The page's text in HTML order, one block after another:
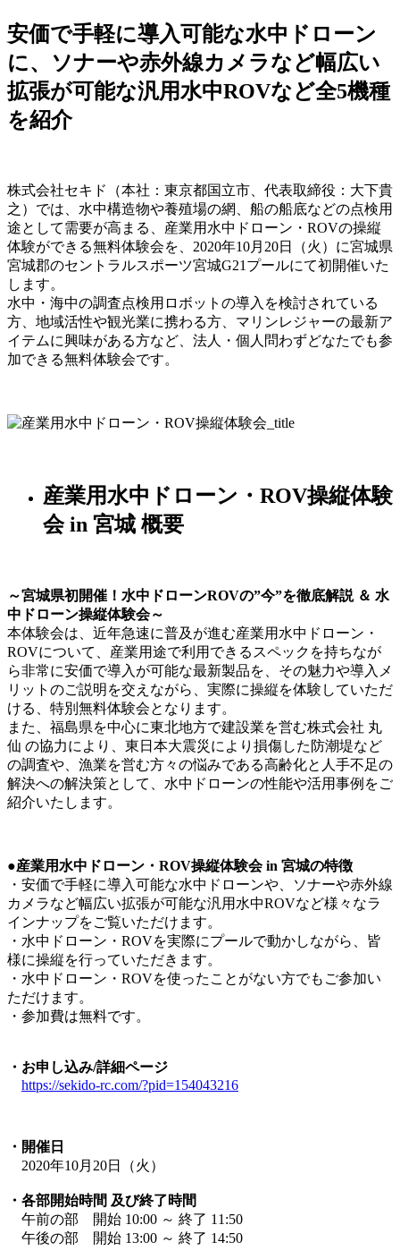
安価で手軽に導入可能な水中ドローン
に、ソナーや赤外線カメラなど幅広い
拡張が可能な汎用水中ROVなど全5機種
を紹介
株式会社セキド（本社：東京都国立市、代表取締役：大下貴
之）では、水中構造物や養殖場の網、船の船底などの点検用
途として需要が高まる、産業用水中ドローン・ROVの操縦
体験ができる無料体験会を、2020年10月20日（火）に宮城県
宮城郡のセントラルスポーツ宮城G21プールにて初開催いた
します。
水中・海中の調査点検用ロボットの導入を検討されている
方、地域活性や観光業に携わる方、マリンレジャーの最新ア
イテムに興味がある方など、法人・個人問わずどなたでも参
加できる無料体験会です。
産業用水中ドローン・ROV操縦体験
会 in 宮城 概要
～宮城県初開催！水中ドローンROVの”今”を徹底解説 ＆ 水
中ドローン操縦体験会～
本体験会は、近年急速に普及が進む産業用水中ドローン・
ROVについて、産業用途で利用できるスペックを持ちなが
ら非常に安価で導入が可能な最新製品を、その魅力や導入メ
リットのご説明を交えながら、実際に操縦を体験していただ
ける、特別無料体験会となります。
また、福島県を中心に東北地方で建設業を営む株式会社 丸
仙 の協力により、東日本大震災により損傷した防潮堤など
の調査や、漁業を営む方々の悩みである高齢化と人手不足の
解決への解決策として、水中ドローンの性能や活用事例をご
紹介いたします。
●産業用水中ドローン・ROV操縦体験会 in 宮城の特徴
・安価で手軽に導入可能な水中ドローンや、ソナーや赤外線
カメラなど幅広い拡張が可能な汎用水中ROVなど様々なラ
インナップをご覧いただけます。
・水中ドローン・ROVを実際にプールで動かしながら、皆
様に操縦を行っていただきます。
・水中ドローン・ROVを使ったことがない方でもご参加い
ただけます。
・参加費は無料です。
・お申し込み/詳細ページ
https://sekido-rc.com/?pid=154043216
・開催日
2020年10月20日（火）
・各部開始時間 及び終了時間
午前の部 開始 10:00 ～ 終了 11:50
午後の部 開始 13:00 ～ 終了 14:50